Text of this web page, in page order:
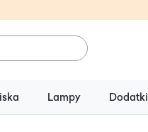
Lampy Dodatki